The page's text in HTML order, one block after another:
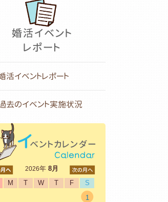
活イベントレポート
去のイベント実施状況
2026年 8月
M T W T F
S
1